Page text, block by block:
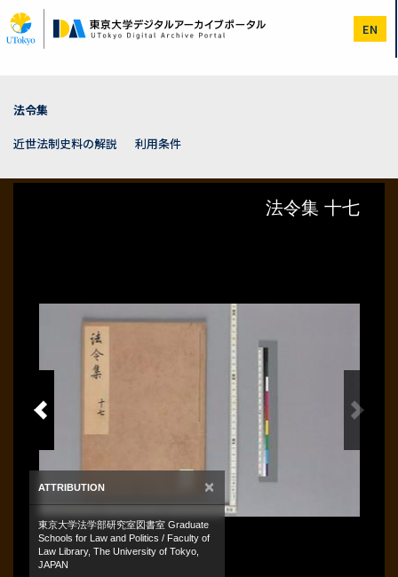
イ
ン
EN
法令集
近世法制史料の解説
利用条件